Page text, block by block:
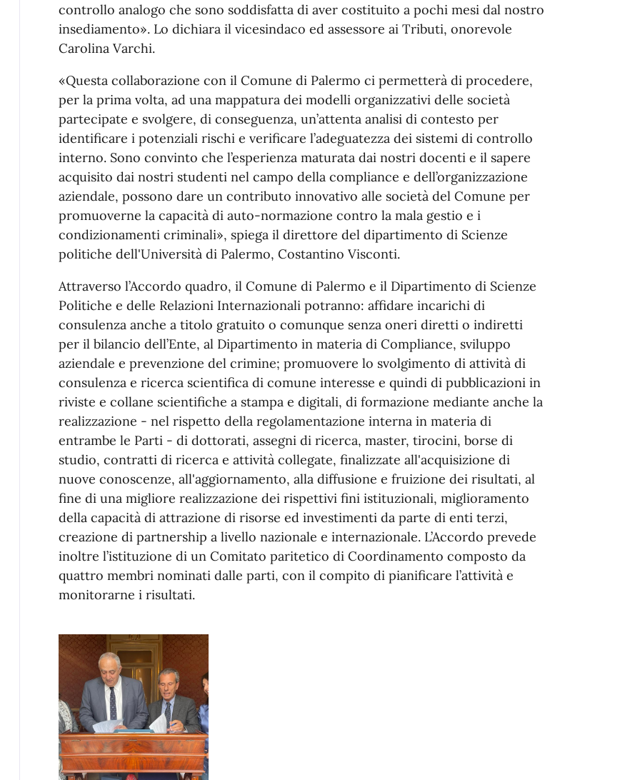
controllo analogo che sono soddisfatta di aver costituito a pochi mesi dal nostro
insediamento». Lo dichiara il vicesindaco ed assessore ai Tributi, onorevole
Carolina Varchi.
«Questa collaborazione con il Comune di Palermo ci permetterà di procedere,
per la prima volta, ad una mappatura dei modelli organizzativi delle società
partecipate e svolgere, di conseguenza, un’attenta analisi di contesto per
identificare i potenziali rischi e verificare l’adeguatezza dei sistemi di controllo
interno. Sono convinto che l’esperienza maturata dai nostri docenti e il sapere
acquisito dai nostri studenti nel campo della compliance e dell’organizzazione
aziendale, possono dare un contributo innovativo alle società del Comune per
promuoverne la capacità di auto-normazione contro la mala gestio e i
condizionamenti criminali», spiega il direttore del dipartimento di Scienze
politiche dell'Università di Palermo, Costantino Visconti.
Attraverso l’Accordo quadro, il Comune di Palermo e il Dipartimento di Scienze
Politiche e delle Relazioni Internazionali potranno: affidare incarichi di
consulenza anche a titolo gratuito o comunque senza oneri diretti o indiretti
per il bilancio dell’Ente, al Dipartimento in materia di Compliance, sviluppo
aziendale e prevenzione del crimine; promuovere lo svolgimento di attività di
consulenza e ricerca scientifica di comune interesse e quindi di pubblicazioni in
riviste e collane scientifiche a stampa e digitali, di formazione mediante anche la
realizzazione - nel rispetto della regolamentazione interna in materia di
entrambe le Parti - di dottorati, assegni di ricerca, master, tirocini, borse di
studio, contratti di ricerca e attività collegate, finalizzate all'acquisizione di
nuove conoscenze, all'aggiornamento, alla diffusione e fruizione dei risultati, al
fine di una migliore realizzazione dei rispettivi fini istituzionali, miglioramento
della capacità di attrazione di risorse ed investimenti da parte di enti terzi,
creazione di partnership a livello nazionale e internazionale. L’Accordo prevede
inoltre l’istituzione di un Comitato paritetico di Coordinamento composto da
quattro membri nominati dalle parti, con il compito di pianificare l’attività e
monitorarne i risultati.